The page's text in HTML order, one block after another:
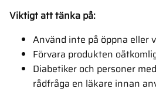
Viktigt att tänka på:
Använd inte på öppna eller
Förvara produkten
Diabetiker och personer
rådfråga en läkare innan